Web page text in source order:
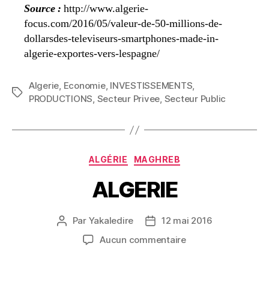
Source : http://www.algerie-
focus.com/2016/05/valeur-de-50-millions-de-
dollarsdes-televiseurs-smartphones-made-in-
algerie-exportes-vers-lespagne/
Étiquettes
Algerie, Economie, INVESTISSEMENTS,
PRODUCTIONS, Secteur Privee, Secteur Public
Catégories
ALGÉRIE MAGHREB
ALGERIE
Auteur
l’article
Par Yakaledire
Date12 mai 2016
Aucun commentairesur